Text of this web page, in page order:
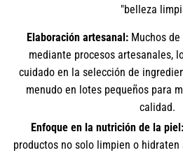
"belleza
Elaboración artesanal: Muchos
mediante procesos artesanales,
cuidado en la selección de
menudo en lotes pequeños para
calidad.
Enfoque en la nutrición de la piel:
productos no solo limpien o